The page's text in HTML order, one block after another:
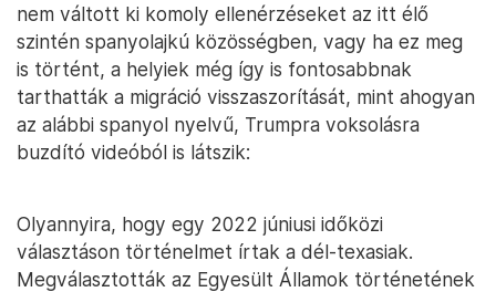
nem váltott ki komoly ellenérzéseket az itt élő
szintén spanyolajkú közösségben, vagy ha ez meg
is történt, a helyiek még így is fontosabbnak
tarthatták a migráció visszaszorítását, mint ahogyan
az alábbi spanyol nyelvű, Trumpra voksolásra
buzdító videóból is látszik:
Olyannyira, hogy egy 2022 júniusi időközi
választáson történelmet írtak a dél-texasiak.
Megválasztották az Egyesült Államok történetének